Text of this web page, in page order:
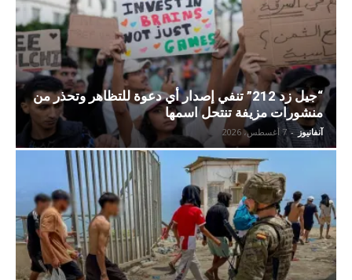
“جيل زد 212” تنفي إصدار أي دعوة للتظاهر وتحذر من
منشورات مزيفة تنتحل اسمها
آنفانيوز - 7 أغسطس، 2026